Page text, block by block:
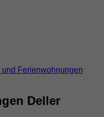
Ferienwohnungen
Deller